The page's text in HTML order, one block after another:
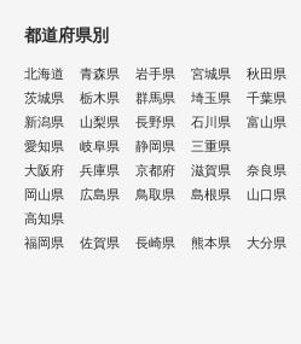
都道府県別
北海道 青森県 岩手県 宮城県 秋田県
茨城県
栃木県 群馬県 埼玉県 千葉県
新潟県
山梨県 長野県 石川県 富山県
愛知県
岐阜県 静岡県
三重県
大阪府
兵庫県 京都府 滋賀県 奈良県
岡山県
広島県 鳥取県 島根県 山口県
高知県
福岡県
佐賀県 長崎県 熊本県 大分県